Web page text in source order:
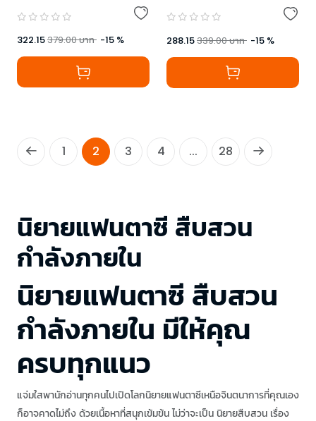
322.15379.00บาท -15 % 288.15339.00บาท -15 %
1 2 3 4 ... 28
นิยายแฟนตาซี สืบสวน
กำลังภายใน
นิยายแฟนตาซี สืบสวน
กำลังภายใน มีให้คุณ
ครบทุกแนว
แจ่มใสพานักอ่านทุกคนไปเปิดโลกนิยายแฟนตาซีเหนือจินตนาการที่คุณเอง
ก็อาจคาดไม่ถึง ด้วยเนื้อหาที่สนุกเข้มข้น ไม่ว่าจะเป็น นิยายสืบสวน เรื่อง